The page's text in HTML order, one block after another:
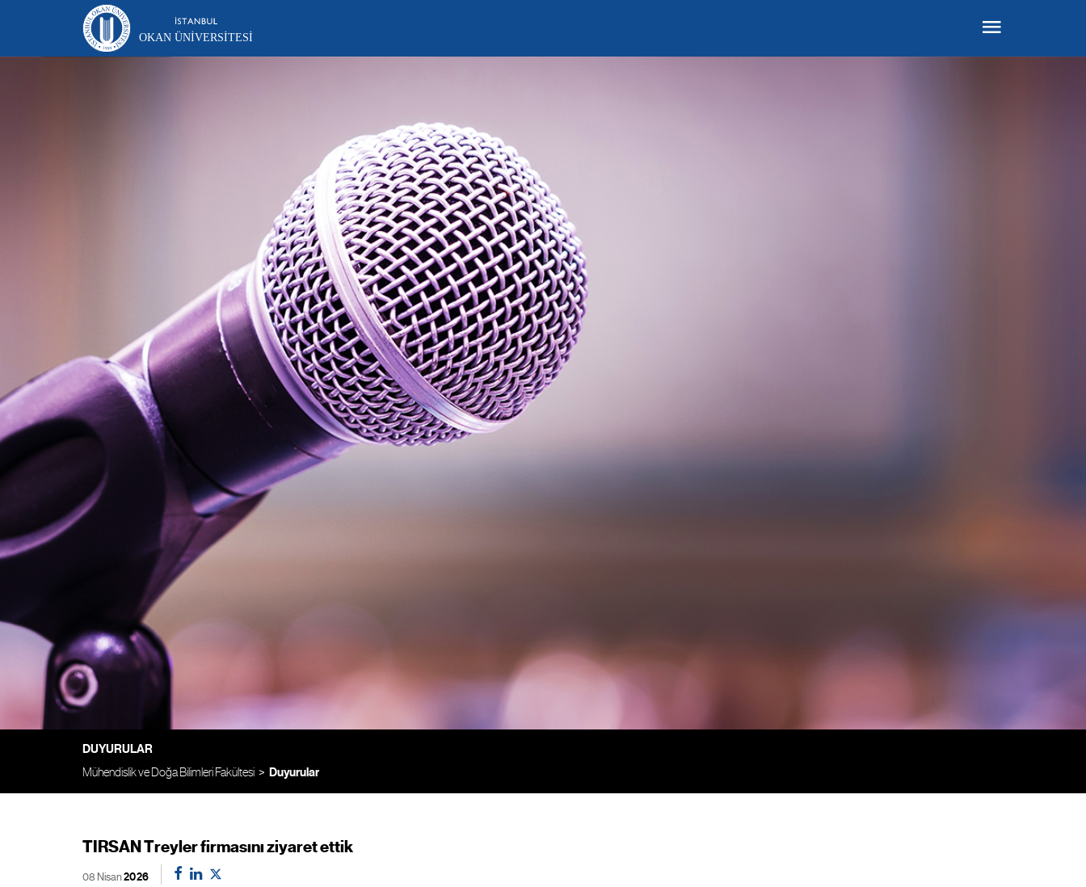
OKAN ÜNIVERSITESI
DUYURULAR
Mühendislik ve Doğa Bilimleri Fakültesi Duyurular
TIRSAN Treyler firmasını ziyaret ettik
08 Nisan2026